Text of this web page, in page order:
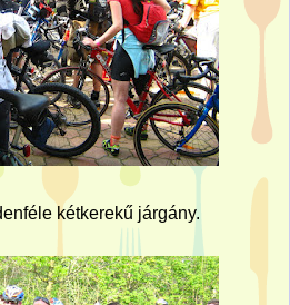
kétkerekű járgány.